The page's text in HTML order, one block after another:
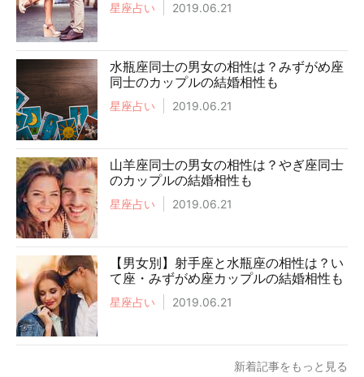
星座占い 2019.06.21
水瓶座同士の男女の相性は？みずがめ座
同士のカップルの結婚相性も
星座占い 2019.06.21
山羊座同士の男女の相性は？やぎ座同士
のカップルの結婚相性も
星座占い 2019.06.21
【男女別】射手座と水瓶座の相性は？い
て座・みずがめ座カップルの結婚相性も
星座占い 2019.06.21
新着記事をもっと見る